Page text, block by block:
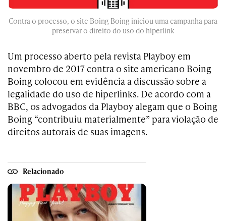
Contra o processo, o site Boing Boing iniciou uma campanha para
preservar o direito do uso do hiperlink
Um processo aberto pela revista Playboy em
novembro de 2017 contra o site americano Boing
Boing colocou em evidência a discussão sobre a
legalidade do uso de hiperlinks. De acordo com a
BBC, os advogados da Playboy alegam que o Boing
Boing “contribuiu materialmente” para violação de
direitos autorais de suas imagens.
Relacionado